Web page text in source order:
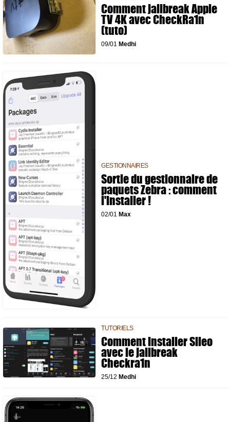
Comment jailbreak Apple
TV 4K avec CheckRa1n
(tuto)
09/01 Medhi
GESTIONNAIRES
Sortie du gestionnaire de
paquets Zebra : comment
l'installer !
02/01 Max
TUTORIELS
Comment installer Sileo
avec le jailbreak
Checkra1n
25/12 Medhi